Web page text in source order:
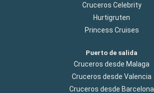
Cruceros Celebrity
Hurtigruten
Princess Cruises
Puerto de salida
Cruceros desde Malaga
Cruceros desde Valencia
Cruceros desde Barcelona